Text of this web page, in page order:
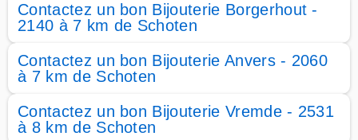
Contactez un bon Bijouterie Borgerhout -
2140 à 7 km de Schoten
Contactez un bon Bijouterie Anvers - 2060
à 7 km de Schoten
Contactez un bon Bijouterie Vremde - 2531
à 8 km de Schoten